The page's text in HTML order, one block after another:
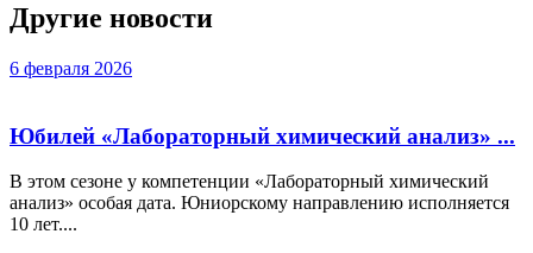
Другие новости
6 февраля 2026
Юбилей «Лабораторный химический анализ» ...
В этом сезоне у компетенции «Лабораторный химический
анализ» особая дата. Юниорскому направлению исполняется
10 лет....